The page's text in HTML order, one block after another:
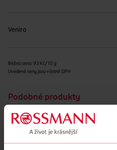
Venira
Běžná cena: 93 Kč/10 g
Uvedené ceny jsou včetně DPH
Podobné produkty